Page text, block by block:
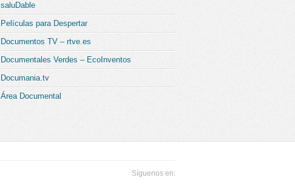
saluDable
Películas para Despertar
Documentos TV – rtve.es
Documentales Verdes – EcoInventos
Documania.tv
Área Documental
Síguenos en: